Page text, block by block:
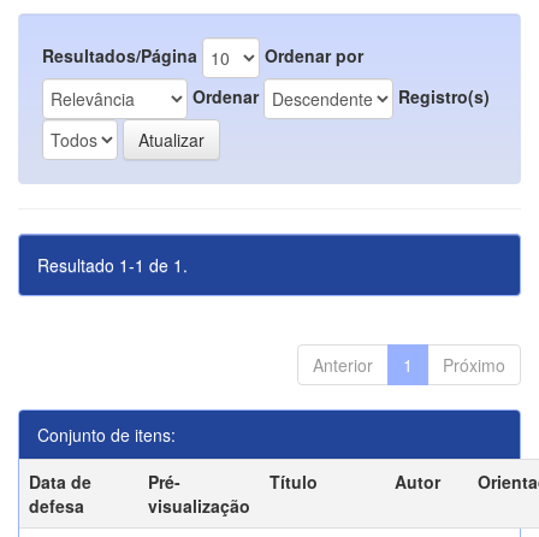
Resultados/Página
Ordenar por
Ordenar
Registro(s)
Resultado 1-1 de 1.
Anterior 1 Próximo
Conjunto de itens:
Data de
defesa
Pré-
visualização
Título Autor